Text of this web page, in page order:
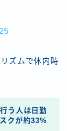
ズムで体内時
う人は日勤
クが約33%